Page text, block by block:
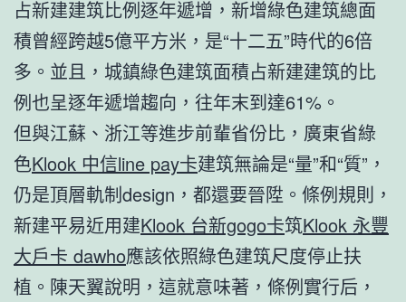
占新建建筑比例逐年遞增，新增綠色建筑總面
積曾經跨越5億平方米，是“十二五”時代的6倍
多。並且，城鎮綠色建筑面積占新建建筑的比
例也呈逐年遞增趨向，往年末到達61%。
但與江蘇、浙江等進步前輩省份比，廣東省綠
色Klook 中信line pay卡建筑無論是“量”和“質”，
仍是頂層軌制design，都還要晉陞。條例規則，
新建平易近用建Klook 台新gogo卡筑Klook 永豐
大戶卡 dawho應該依照綠色建筑尺度停止扶
植。陳天翼說明，這就意味著，條例實行后，